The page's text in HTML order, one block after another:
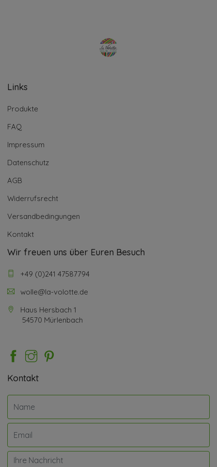
Links
Produkte
FAQ
Impressum
Datenschutz
AGB
Widerrufsrecht
Versandbedingungen
Kontakt
Wir freuen uns über Euren Besuch
+49 (0)241 47587794
wolle@la-volotte.de
Haus Hersbach 1
54570 Mürlenbach
Kontakt